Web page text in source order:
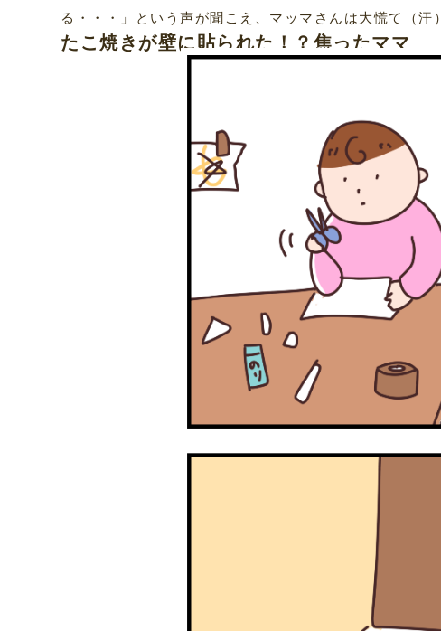
る・・・」という声が聞こえ、マッマさんは大慌て（汗）
たこ焼きが壁に貼られた！？焦ったママ